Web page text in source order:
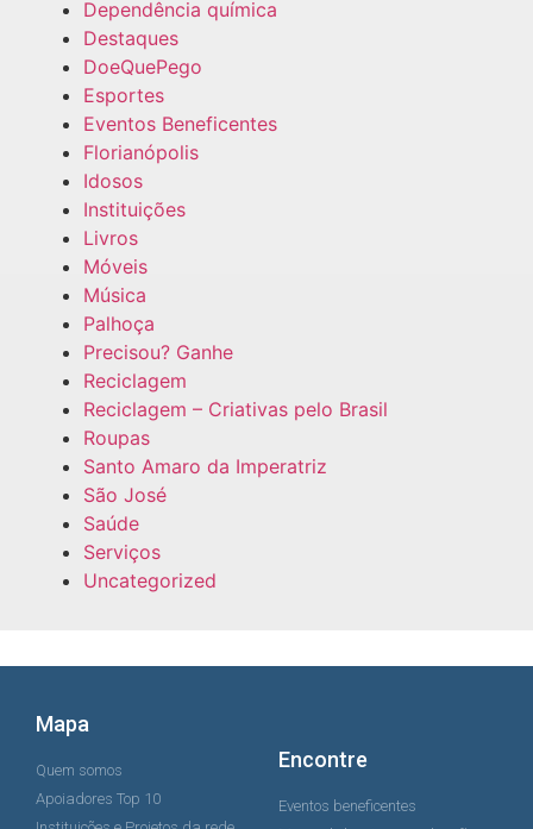
Dependência química
Destaques
DoeQuePego
Esportes
Eventos Beneficentes
Florianópolis
Idosos
Instituições
Livros
Móveis
Música
Palhoça
Precisou? Ganhe
Reciclagem
Reciclagem – Criativas pelo Brasil
Roupas
Santo Amaro da Imperatriz
São José
Saúde
Serviços
Uncategorized
Mapa
Quem somos
Apoiadores Top 10
Encontre
Eventos beneficentes